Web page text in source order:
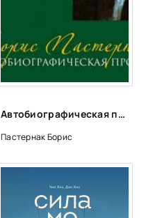
Автобиографическая проза - Борис Пастернак
Пастернак Борис